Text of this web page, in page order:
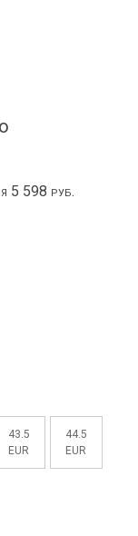
5 598 руб.
43.5
EUR
44.5
EUR